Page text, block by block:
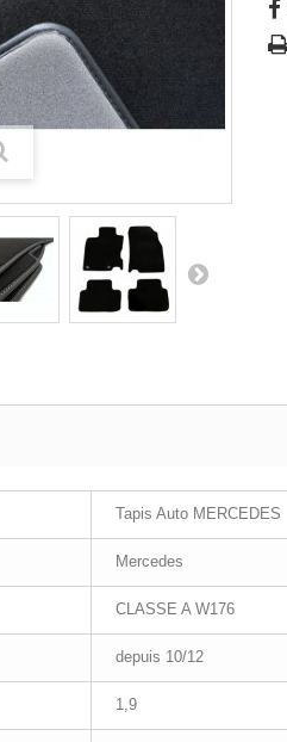
Tapis Auto MERCEDES
Mercedes
CLASSE A W176
depuis 10/12
1,9